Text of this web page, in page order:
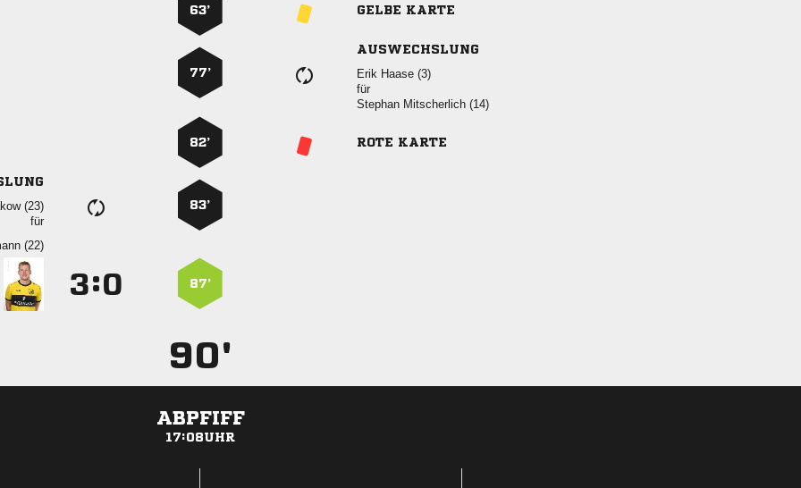
63’ GELBE KARTE
77’
AUSWECHSLUNG
  
für
  
82’ ROTE KARTE

für

83’
: 87’
90'
ABPFIFF
17:08UHR